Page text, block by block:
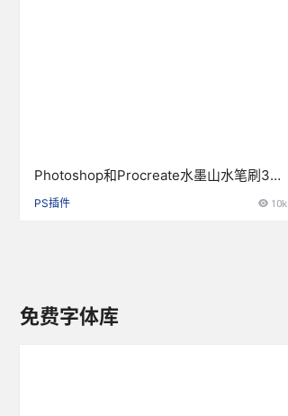
Photoshop和Procreate水墨山水笔刷32
PS插件 10k
免费字体库